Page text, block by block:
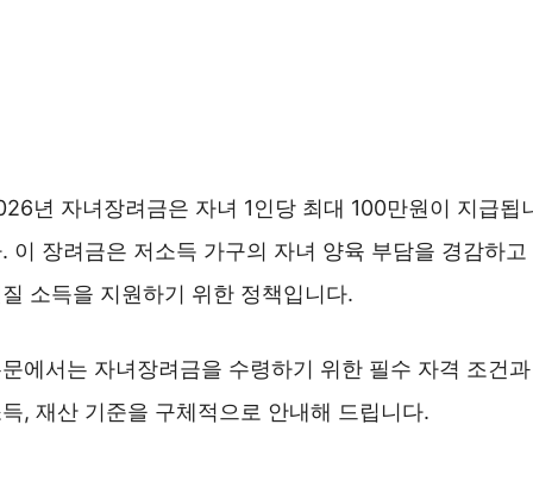
년 자녀장려금은 자녀 1인당 최대 100만원이 지급됩
이 장려금은 저소득 가구의 자녀 양육 부담을 경감하고
소득을 지원하기 위한 정책입니다.
에서는 자녀장려금을 수령하기 위한 필수 자격 조건과
, 재산 기준을 구체적으로 안내해 드립니다.